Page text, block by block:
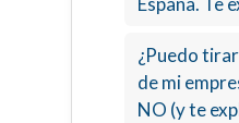
¿Puedo
de mi
NO (y te